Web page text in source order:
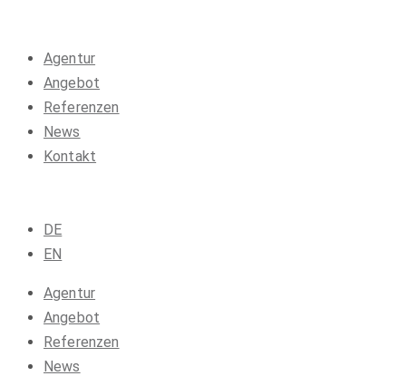
Agentur
Angebot
Referenzen
News
Kontakt
DE
EN
Agentur
Angebot
Referenzen
News